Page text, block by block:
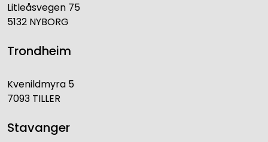
Litleåsvegen 75
5132 NYBORG
Trondheim
Kvenildmyra 5
7093 TILLER
Stavanger